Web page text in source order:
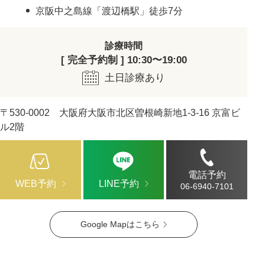
Google Mapはこちら
京阪中之島線「渡辺橋駅」徒歩7分
診療時間
[ 完全予約制 ] 10:30〜19:00
土日診療あり
〒530-0002 大阪府大阪市北区曽根崎新地1-3-16 京富ビ
ル2階
WEB予約 LINE予約
電話予約
06-6940-7101